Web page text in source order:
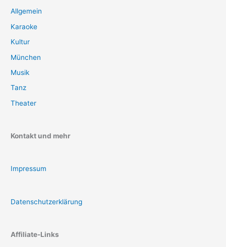
Allgemein
Karaoke
Kultur
München
Musik
Tanz
Theater
Kontakt und mehr
Impressum
Datenschutzerklärung
Affiliate-Links